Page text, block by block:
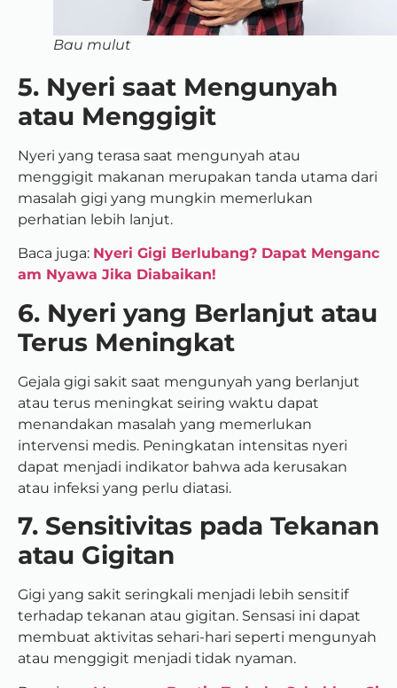
Bau mulut
5. Nyeri saat Mengunyah
atau Menggigit
Nyeri yang terasa saat mengunyah atau
menggigit makanan merupakan tanda utama dari
masalah gigi yang mungkin memerlukan
perhatian lebih lanjut.
Baca juga: Nyeri Gigi Berlubang? Dapat Menganc
am Nyawa Jika Diabaikan!
6. Nyeri yang Berlanjut atau
Terus Meningkat
Gejala gigi sakit saat mengunyah yang berlanjut
atau terus meningkat seiring waktu dapat
menandakan masalah yang memerlukan
intervensi medis. Peningkatan intensitas nyeri
dapat menjadi indikator bahwa ada kerusakan
atau infeksi yang perlu diatasi.
7. Sensitivitas pada Tekanan
atau Gigitan
Gigi yang sakit seringkali menjadi lebih sensitif
terhadap tekanan atau gigitan. Sensasi ini dapat
membuat aktivitas sehari-hari seperti mengunyah
atau menggigit menjadi tidak nyaman.